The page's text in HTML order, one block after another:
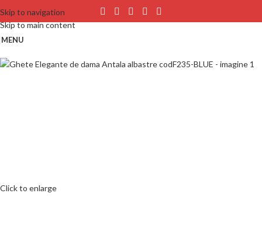
Skip to navigation
Skip to main content
MENU
Click to enlarge